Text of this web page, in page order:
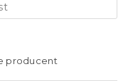
producent